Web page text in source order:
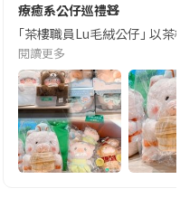
日前在機場安檢時，明
寫稿,成日覺得眼睛乾澀､
療癒系公仔巡禮🧸
｢茶樓職員Lu毛絨公仔｣ 以
閱讀更多